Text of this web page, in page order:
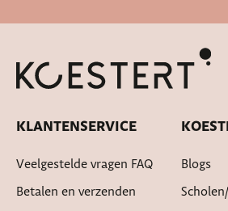
KLANTENSERVICE
Veelgestelde vragen FAQ
Betalen en verzenden
Blogs